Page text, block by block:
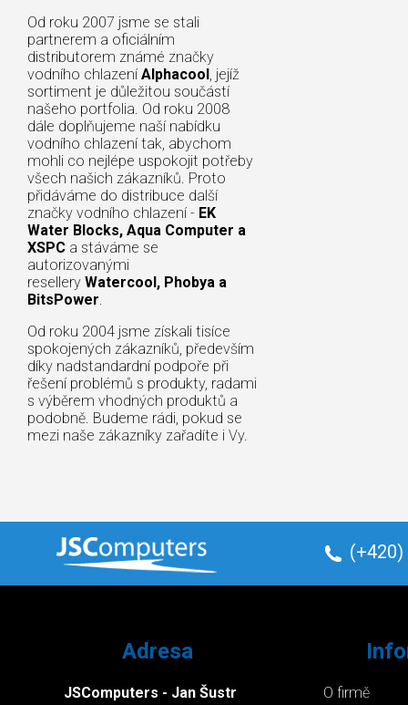
Od roku 2007 jsme se stali
partnerem a oficiálním
distributorem známé značky
vodního chlazení Alphacool, jejíž
sortiment je důležitou součástí
našeho portfolia. Od roku 2008
dále doplňujeme naší nabídku
vodního chlazení tak, abychom
mohli co nejlépe uspokojit potřeby
všech našich zákazníků. Proto
přidáváme do distribuce další
značky vodního chlazení - EK
Water Blocks, Aqua Computer a
XSPC a stáváme se
autorizovanými
resellery Watercool, Phobya a
BitsPower.
Od roku 2004 jsme získali tisíce
spokojených zákazníků, především
díky nadstandardní podpoře při
řešení problémů s produkty, radami
s výběrem vhodných produktů a
podobně. Budeme rádi, pokud se
mezi naše zákazníky zařadíte i Vy.
(+420)
Adresa
JSComputers - Jan Šustr
O firmě